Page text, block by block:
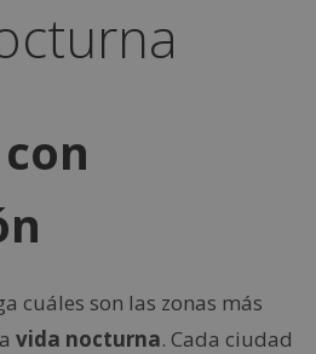
cuáles son las zonas más
vida nocturna. Cada ciudad